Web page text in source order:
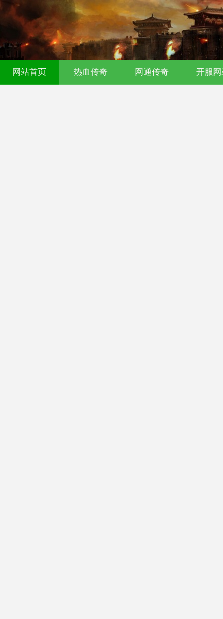
传奇发布网｜今日新开0氪传奇｜176
网站首页 热血传奇 网通传奇 开服